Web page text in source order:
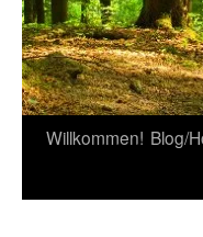
Willkommen! Blog/